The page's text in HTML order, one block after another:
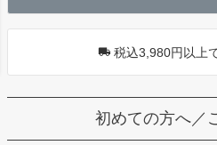
税込3,980円以上
初めての方へ／